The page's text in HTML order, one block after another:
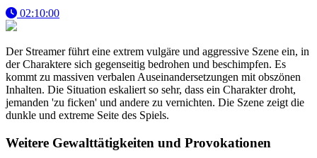
02:10:00
Der Streamer führt eine extrem vulgäre und aggressive Szene ein, in
der Charaktere sich gegenseitig bedrohen und beschimpfen. Es
kommt zu massiven verbalen Auseinandersetzungen mit obszönen
Inhalten. Die Situation eskaliert so sehr, dass ein Charakter droht,
jemanden 'zu ficken' und andere zu vernichten. Die Szene zeigt die
dunkle und extreme Seite des Spiels.
Weitere Gewalttätigkeiten und Provokationen